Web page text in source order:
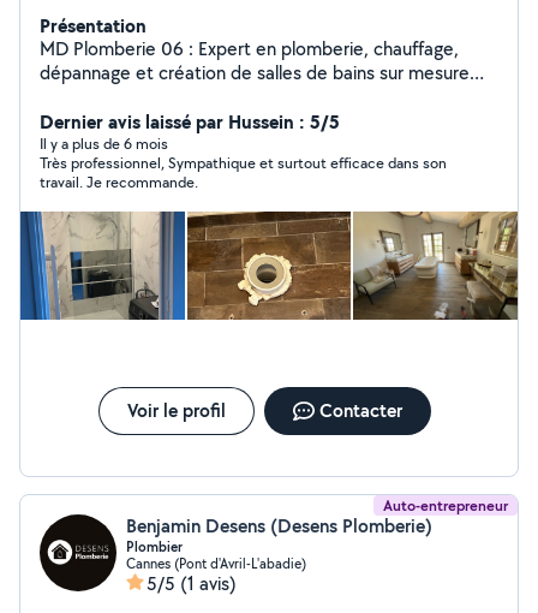
Présentation
MD Plomberie 06 : Expert en plomberie, chauffage,
dépannage et création de salles de bains sur mesure
Services : Installation et rénovation de systèmes de
plomberie. Dépannage rapide pour fuites et pannes.
Entretien de chauffage. Aménagement de salles de
bains sur mesure. Pourquoi nous choisir ? Qualité,
réactivité, et conseils personnalisés. Contactez-nous
pour un devis gratuit !
Dernier avis laissé par Hussein : 5/5
Il y a plus de 6 mois
Très professionnel, Sympathique et surtout efficace dans son
travail. Je recommande.
Voir le profil Contacter
Auto-entrepreneur
Benjamin Desens (Desens Plomberie)
Plombier
Cannes (Pont d'Avril-L'abadie)
5/5 (1 avis)